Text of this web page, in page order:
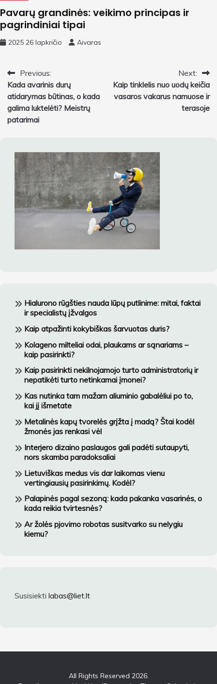
Pavarų grandinės: veikimo principas ir
pagrindiniai tipai
2025 26 lapkričio Aivaras
Navigacija
tarp
įrašų
Previous:
Kada avarinis durų
atidarymas būtinas, o kada
galima luktelėti? Meistrų
patarimai
Next:
Kaip tinklelis nuo uodų keičia
vasaros vakarus namuose ir
terasoje
Hialurono rūgšties nauda lūpų putlinime: mitai, faktai
ir specialistų įžvalgos
Kaip atpažinti kokybiškas šarvuotas duris?
Kolageno milteliai odai, plaukams ar sąnariams –
kaip pasirinkti?
Kaip pasirinkti nekilnojamojo turto administratorių ir
nepatikėti turto netinkamai įmonei?
Kas nutinka tam mažam aliuminio gabalėliui po to,
kai jį išmetate
Metalinės kapų tvorelės grįžta į madą? Štai kodėl
žmonės jas renkasi vėl
Interjero dizaino paslaugos gali padėti sutaupyti,
nors skamba paradoksaliai
Lietuviškas medus vis dar laikomas vienu
vertingiausių pasirinkimų. Kodėl?
Palapinės pagal sezoną: kada pakanka vasarinės, o
kada reikia tvirtesnės?
Ar žolės pjovimo robotas susitvarko su nelygiu
kiemu?
Susisiekti labas@liet.lt
All Rights Reserved 2026.